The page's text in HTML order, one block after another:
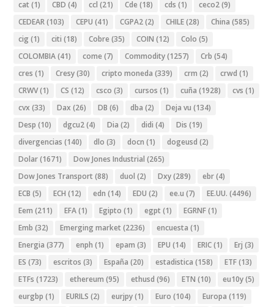
cat (1) CBD (4) ccl (21) Cde (18) cds (1) ceco2(9)
CEDEAR(103) CEPU (41) CGPA2(2) CHILE(28) China (585)
cig (1) citi (18) Cobre (35) COIN (12) Colo (5)
COLOMBIA(41) come (7) Commodity(1257) Crb (54)
cres (1) Cresy(30) cripto moneda (339) crm (2) crwd (1)
CRWV(1) CS (12) csco (3) cursos (1) cuña (1928) cvs (1)
cvx (33) Dax (26) DB (6) dba (2) Deja vu (134)
Desp (10) dgcu2(4) Dia (2) didi (4) Dis (19)
divergencias (140) dlo (3) docn (1) dogeusd (2)
Dolar(1671) Dow Jones Industrial (265)
Dow Jones Transport (88) duol (2) Dxy(289) ebr(4)
ECB (5) ECH (12) edn (14) EDU (2) ee.u (7) EE.UU. (4496)
Eem (211) EFA(1) Egipto (1) egpt (1) EGRNF(1)
Emb (32) Emerging market (2236) encuesta (1)
Energia (377) enph (1) epam (3) EPU (14) ERIC(1) Erj (3)
ES (73) escritos (3) España (20) estadistica (158) ETF(13)
ETFs (1723) ethereum (95) ethusd (96) ETN (10) eu10y(5)
eurgbp (1) EURILS (2) eurjpy(1) Euro (104) Europa (119)